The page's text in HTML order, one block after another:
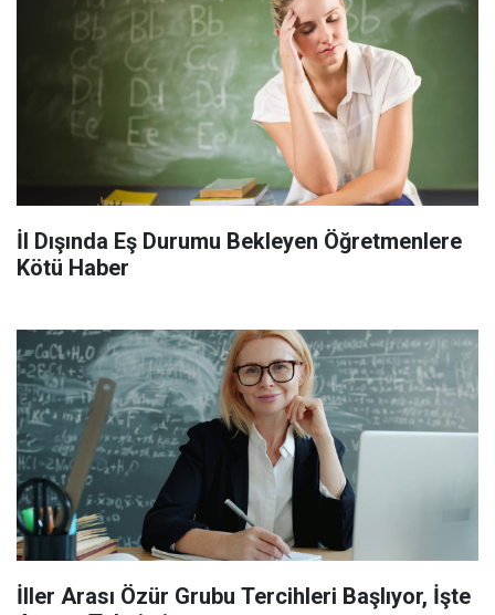
İl Dışında Eş Durumu Bekleyen Öğretmenlere
Kötü Haber
İller Arası Özür Grubu Tercihleri Başlıyor, İşte